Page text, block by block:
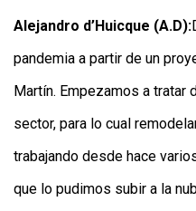
Alejandro d’Huicque (A.D):
pandemia a partir de un
Martín. Empezamos a tratar
sector, para lo cual
trabajando desde hace
que lo pudimos subir a la